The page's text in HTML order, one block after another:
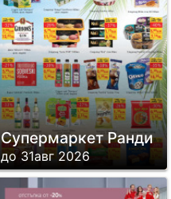
Супермаркет Ранди
до 31авг 2026